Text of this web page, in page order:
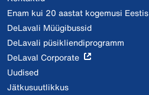
Enam kui 20 aastat kogemusi Eestis
DeLavali Müügibussid
DeLavali püsikliendiprogramm
DeLaval Corporate
Uudised
Jätkusuutlikkus